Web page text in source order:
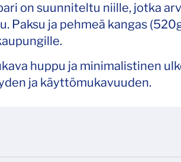
on suunniteltu niille, jotka
Paksu ja pehmeä kangas
huppu ja minimalistinen
ja käyttömukavuuden.